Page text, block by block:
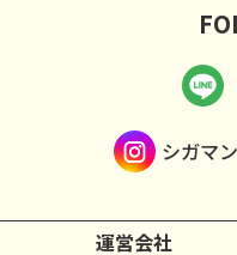
運営会社
シガマ